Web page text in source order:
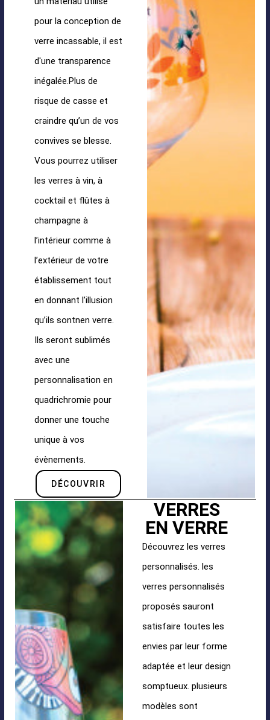
DÉCOUVRIR
pour la conception de
verre incassable, il est
d'une transparence
inégalée.Plus de
risque de casse et
craindre qu’un de vos
convives se blesse.
Vous pourrez utiliser
les verres à vin, à
cocktail et flûtes à
champagne à
l’intérieur comme à
l’extérieur de votre
établissement tout
en donnant l’illusion
qu’ils sontnen verre.
Ils seront sublimés
avec une
personnalisation en
quadrichromie pour
donner une touche
unique à vos
évènements.
VERRES
EN VERRE
Découvrez les verres
personnalisés. les
verres personnalisés
proposés sauront
satisfaire toutes les
envies par leur forme
adaptée et leur design
somptueux. plusieurs
modèles sont